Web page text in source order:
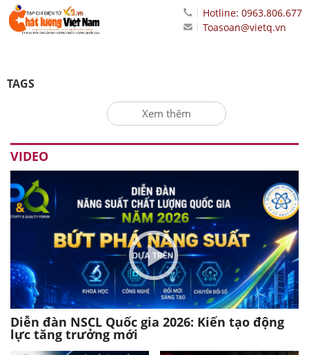
Hotline: 0963.806.677
Toasoan@vietq.vn
TAGS
Xem thêm
VIDEO
Diễn đàn NSCL Quốc gia 2026: Kiến tạo động
lực tăng trưởng mới